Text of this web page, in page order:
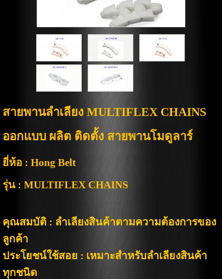
สายพานลำเลียง MULTIFLEX CHAINS
ออกแบบ ผลิต ติดตั้ง สายพานโมดูลาร์
ยี่ห้อ : Hong Belt
รุ่น : MULTIFLEX CHAINS
คุณสมบัติ : ลำเลียงสินค้าตามความต้องการของ
ลูกค้า
ประโยชน์ใช้สอย : เหมาะสำหรับลำเลียงสินค้า
ทุกชนิด